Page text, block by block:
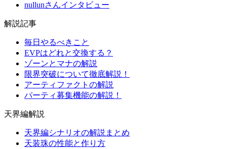
nullunさんインタビュー
解説記事
毎日やるべきこと
EVPはどれと交換する？
ゾーンとマナの解説
限界突破について徹底解説！
アーティファクトの解説
パーティ募集機能の解説！
天界編解説
天界編シナリオの解説まとめ
天装珠の性能と作り方